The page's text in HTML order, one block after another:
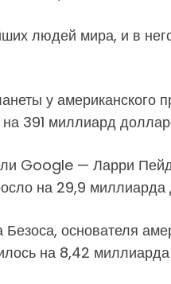
людей мира, и в
у
391 миллиард
Google — Ларри
на 29,9
основателя
на 8,42